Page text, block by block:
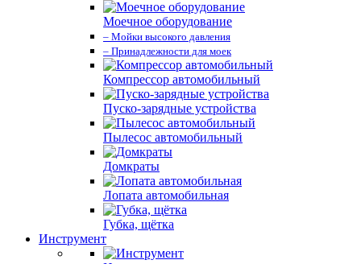
Моечное оборудование
– Мойки высокого давления
– Принадлежности для моек
Компрессор автомобильный
Пуско-зарядные устройства
Пылесос автомобильный
Домкраты
Лопата автомобильная
Губка, щётка
Инструмент